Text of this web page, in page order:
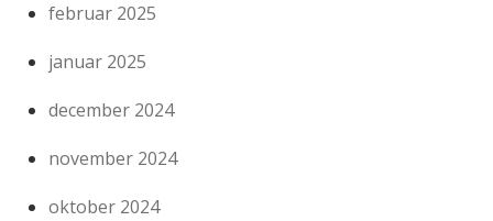
februar 2025
januar 2025
december 2024
november 2024
oktober 2024